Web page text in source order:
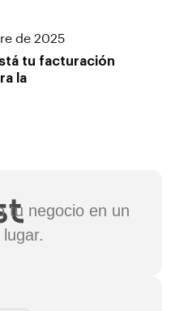
de 2025
tu facturación
la
tu negocio en un